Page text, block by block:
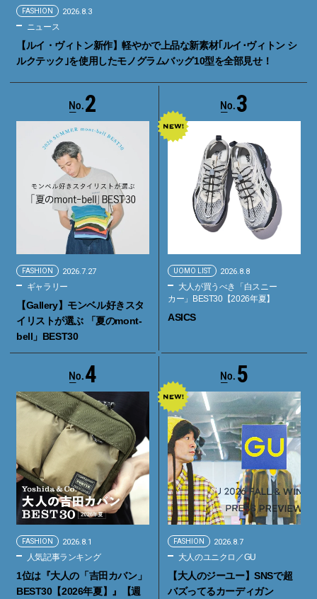
FASHION 2026.8.3
ニュース
【ルイ・ヴィトン新作】軽やかで上品な新素材｢ルイ･ヴィトン シ
ルクテック｣を使用したモノグラムバッグ10型を全部見せ！
2
FASHION 2026.7.27
ギャラリー
【Gallery】モンベル好きスタ
イリストが選ぶ 「夏のmont-
bell」BEST30
3
UOMO LIST 2026.8.8
大人が買うべき「白スニー
カー」BEST30【2026年夏】
ASICS
4
FASHION 2026.8.1
人気記事ランキング
1位は『大人の「吉田カバン」
BEST30【2026年夏】』【週
5
FASHION 2026.8.7
大人のユニクロ／GU
【大人のジーユー】SNSで超
バズってるカーディガン